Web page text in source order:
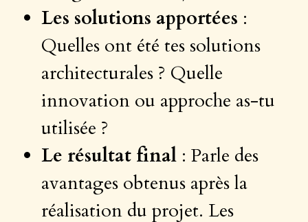
Les solutions apportées :
Quelles ont été tes solutions
architecturales ? Quelle
innovation ou approche as-tu
utilisée ?
Le résultat final : Parle des
avantages obtenus après la
réalisation du projet. Les